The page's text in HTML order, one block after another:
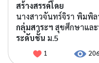
สร้างสรรค์โดย
นางสาวจันทร์จิรา พิมพิล
กลุ่มสาระฯ สุขศึกษาแล
ระดับชั้น ม.5
1 206